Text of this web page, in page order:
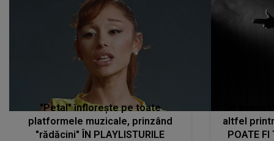
"Petal" înflorește pe toate
platformele muzicale, prinzând
"rădăcini" ÎN PLAYLISTURILE
altfel
POATE FI